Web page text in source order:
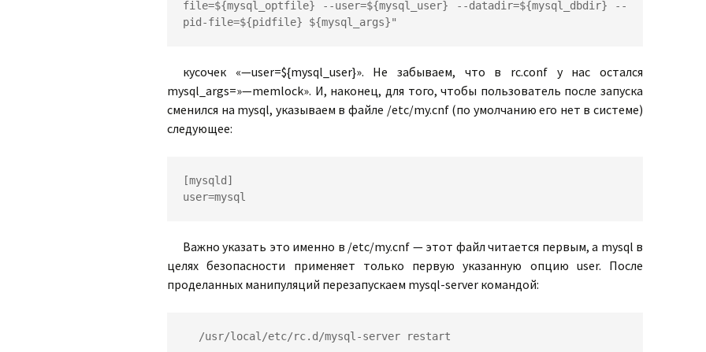
file=${mysql_optfile} --user=${mysql_user} --datadir=${mysql_dbdir} --
pid-file=${pidfile} ${mysql_args}"
кусочек «—user=${mysql_user}». Не забываем, что в rc.conf у нас остался
mysql_args=»—memlock». И, наконец, для того, чтобы пользователь после запуска
сменился на mysql, указываем в файле /etc/my.cnf (по умолчанию его нет в системе)
следующее:
[mysqld]
user=mysql
Важно указать это именно в /etc/my.cnf — этот файл читается первым, а mysql в
целях безопасности применяет только первую указанную опцию user. После
проделанных манипуляций перезапускаем mysql-server командой:
/usr/local/etc/rc.d/mysql-server restart